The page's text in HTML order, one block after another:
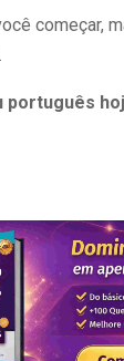
começar,
português